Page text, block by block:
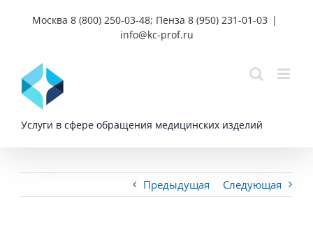
Москва 8 (800) 250-03-48; Пенза 8 (950) 231-01-03 |
info@kc-prof.ru
Услуги в сфере обращения медицинских изделий
Предыдущая Следующая